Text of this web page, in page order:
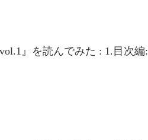
』を読んでみた : 1.目次編: